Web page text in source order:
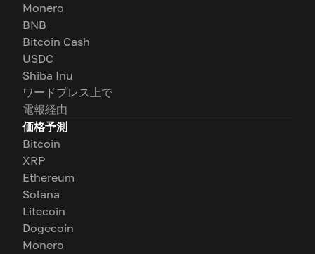
Monero
BNB
Bitcoin Cash
USDC
Shiba Inu
ワードプレス上で
電報経由
価格予測
Bitcoin
XRP
Ethereum
Solana
Litecoin
Dogecoin
Monero